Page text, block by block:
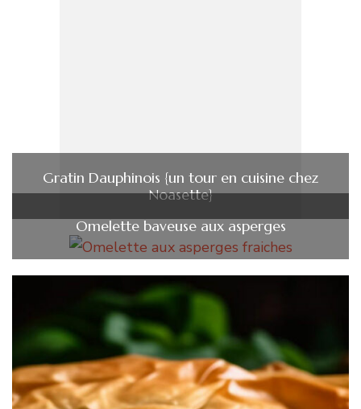
Gratin Dauphinois {un tour en cuisine chez
Noasette}
Omelette baveuse aux asperges